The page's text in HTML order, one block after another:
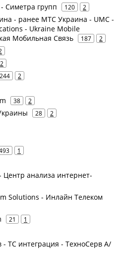
Симетра групп 120 2
- ранее МТС Украина - UMC -
- Ukraine Mobile
Мобильная Связь
187 2
2
244 2
38 2
28 2
1
анализа интернет-
Solutions - Инлайн Телеком
21 1
- ТС интеграция - ТехноСерв А/